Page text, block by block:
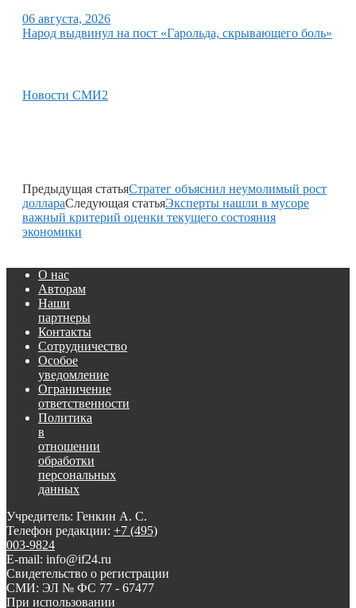
06 августа, 2026
Народ выдвинул на пост «Гарольда, скрывающего боль»
Новости СМИ2
Предыдущая статьяСтратег объяснил неумолимый рост
доллараСледующая статьяЭксперты нашли в мусоре
важный критерий оценки текущего состояния
экономики
О нас
Авторам
Наши
партнеры
Контакты
Сотрудничество
Особое
уведомление
Ограничение
ответственности
Политика
в
отношении
обработки
персональных
данных
Учредитель: Генкин А. С.
Телефон редакции: +7 (495)
003-9824
E-mail: info@if24.ru
Свидетельство о регистрации
СМИ: ЭЛ № ФС 77 - 67477
При использовании